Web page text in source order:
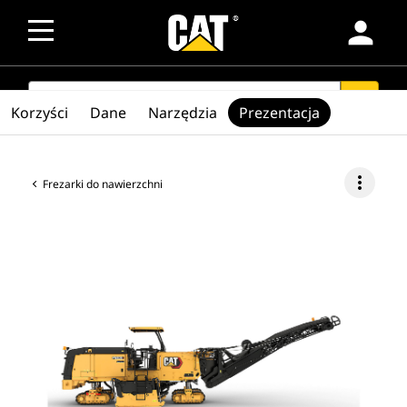
person
SEARCH
Frezarki do nawierzchni more_vert
Korzyści Dane Narzędzia Prezentacja